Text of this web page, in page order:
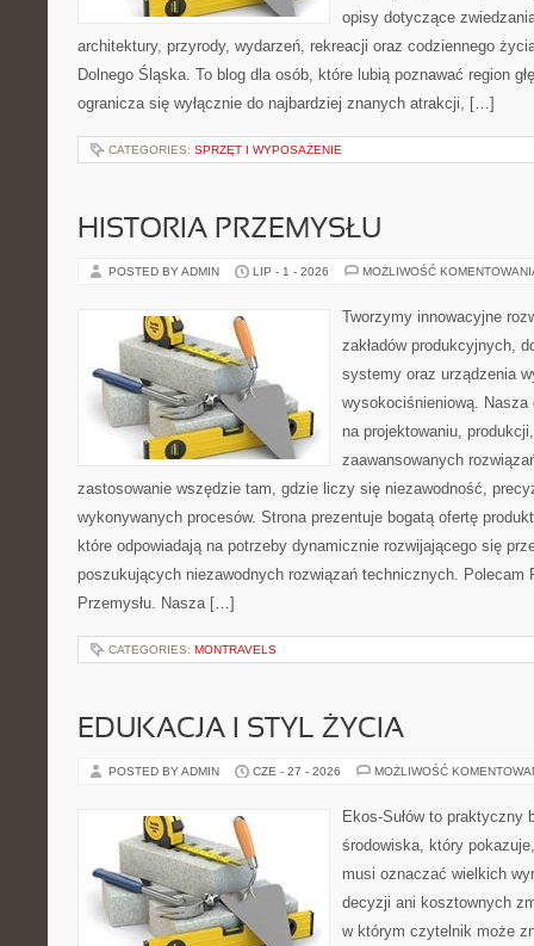
opisy dotyczące
architektury, przyrody, wydarzeń, rekreacji oraz codziennego
Dolnego Śląska. To blog dla osób, które lubią poznawać region
ogranicza się wyłącznie do najbardziej znanych atrakcji, […]
CATEGORIES: SPRZĘT I WYPOSAŻENIE
HISTORIA PRZEMYSŁU
POSTED BY ADMIN LIP - 1 - 2026 MOŻLIWOŚĆ
Tworzymy innowacyjne
zakładów produkcyjnych,
systemy oraz urządzenia
wysokociśnieniową. Nasza
na projektowaniu,
zaawansowanych
zastosowanie wszędzie tam, gdzie liczy się niezawodność,
wykonywanych procesów. Strona prezentuje bogatą ofertę
które odpowiadają na potrzeby dynamicznie rozwijającego się
poszukujących niezawodnych rozwiązań technicznych. Polecam
Przemysłu. Nasza […]
CATEGORIES: MONTRAVELS
EDUKACJA I STYL ŻYCIA
POSTED BY ADMIN CZE - 27 - 2026 MOŻLIWOŚĆ
Ekos-Sułów to praktyczny
środowiska, który
musi oznaczać wielkich
decyzji ani kosztownych
w którym czytelnik może